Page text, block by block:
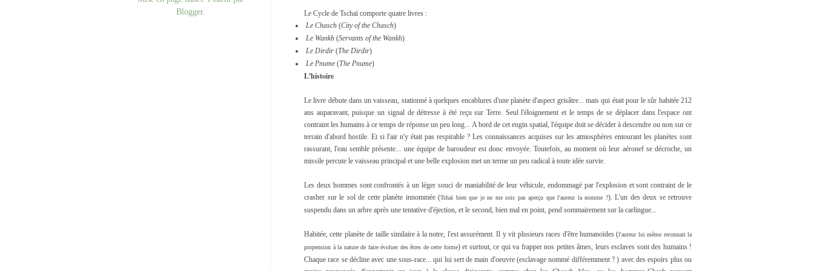
Le Cycle de Tschaï comporte quatre livres :
Le Chasch (City of the Chasch)
Le Wankh (Servants of the Wankh)
Le Dirdir (The Dirdir)
Le Pnume (The Pnume)
L'histoire
Le livre débute dans un vaisseau, stationné à quelques encablures d'une planète d'aspect grisâtre... mais qui était pour le sûr habitée 212
ans auparavant, puisque un signal de détresse à été reçu sur Terre. Seul l'éloignement et le temps de se déplacer dans l'espace ont
contraint les humains à ce temps de réponse un peu long... A bord de cet engin spatial, l'équipe doit se décider à descendre ou non sur ce
terrain d'abord hostile. Et si l'air n'y était pas respirable ? Les connaissances acquises sur les atmosphères entourant les planètes sont
rassurant, l'eau semble présente... une équipe de baroudeur est donc envoyée. Toutefois, au moment où leur aéronef se décroche, un
missile percute le vaisseau principal et une belle explosion met un terme un peu radical à toute idée survie.
Les deux hommes sont confrontés à un léger souci de maniabilité de leur véhicule, endommagé par l'explosion et sont contraint de le
crasher sur le sol de cette planète innommée (Tshaï bien que je ne me sois pas aperçu que l'auteur la nomme ?). L'un des deux se retrouve
suspendu dans un arbre après une tentative d'éjection, et le second, bien mal en point, pend sommairement sur la carlingue...
Habitée, cette planète de taille similaire à la notre, l'est assurément. Il y vit plusieurs races d'être humanoïdes (l'auteur lui même reconnait la
propension à la nature de faire évoluer des êtres de cette forme) et surtout, ce qui va frapper nos petites âmes, leurs esclaves sont des humains !
Chaque race se décline avec une sous-race... qui lui sert de main d'oeuvre (esclavage nommé différemment ? ) avec des espoirs plus ou
Blogger.